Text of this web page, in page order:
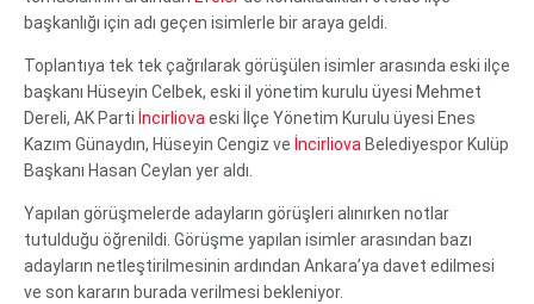
başkanlığı için adı geçen isimlerle bir araya geldi.
Toplantıya tek tek çağrılarak görüşülen isimler arasında eski ilçe
başkanı Hüseyin Celbek, eski il yönetim kurulu üyesi Mehmet
Dereli, AK Parti İncirliovaeski İlçe Yönetim Kurulu üyesi Enes
Kazım Günaydın, Hüseyin Cengiz ve İncirliova Belediyespor Kulüp
Başkanı Hasan Ceylan yer aldı.
Yapılan görüşmelerde adayların görüşleri alınırken notlar
tutulduğu öğrenildi. Görüşme yapılan isimler arasından bazı
adayların netleştirilmesinin ardından Ankara’ya davet edilmesi
ve son kararın burada verilmesi bekleniyor.